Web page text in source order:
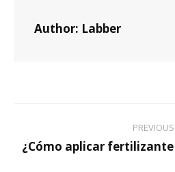
Author: Labber
navigation
PREVIOUS
¿Cómo aplicar